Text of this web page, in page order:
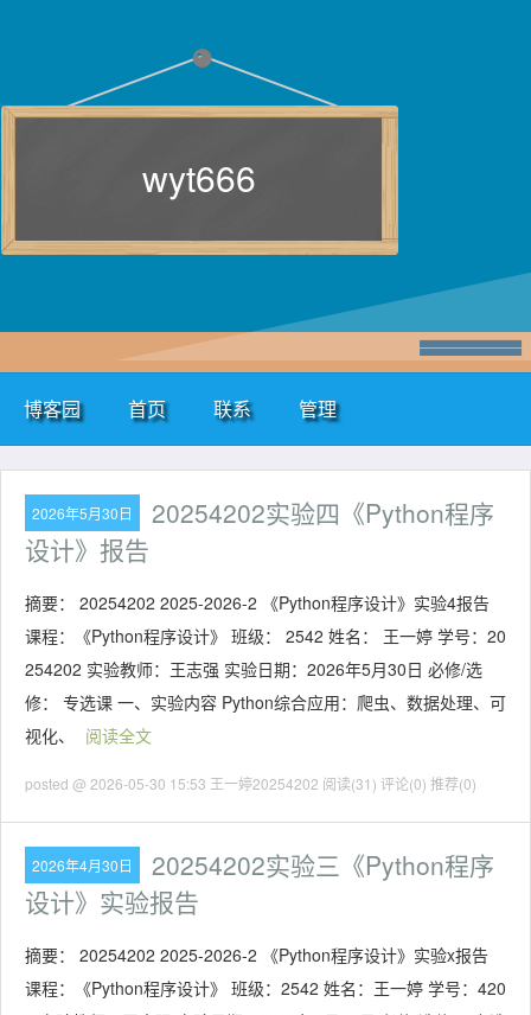
wyt666
博客园 首页 联系 管理
2026年5月30日
20254202实验四《Python程序
设计》报告
摘要： 20254202 2025-2026-2 《Python程序设计》实验4报告
课程：《Python程序设计》 班级： 2542 姓名： 王一婷 学号：20
254202 实验教师：王志强 实验日期：2026年5月30日 必修/选
修： 专选课 一、实验内容 Python综合应用：爬虫、数据处理、可
视化、
阅读全文
posted @ 2026-05-30 15:53 王一婷20254202 阅读(31) 评论(0) 推荐(0)
2026年4月30日
20254202实验三《Python程序
设计》实验报告
摘要： 20254202 2025-2026-2 《Python程序设计》实验x报告
课程：《Python程序设计》 班级：2542 姓名：王一婷 学号：420